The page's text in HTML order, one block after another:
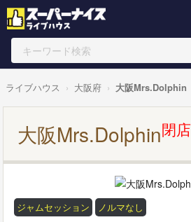
ライブハウス 大阪府 大阪Mrs.Dolphin
大阪Mrs.Dolphin閉店
ジャムセッション ノルマなし